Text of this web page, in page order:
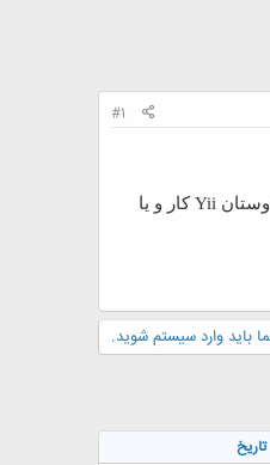
#1
یکسری کارگاه هم کنار این همایش برگزار میشه امسال بنده کارگاه Yii 2 رو پیشنهاد دادم و برای برگزاری باید از کارگاه استقبال بشه و تایید بشه دوستان Yii کار و یا
باید وارد سیستم شوید.
تاریخ